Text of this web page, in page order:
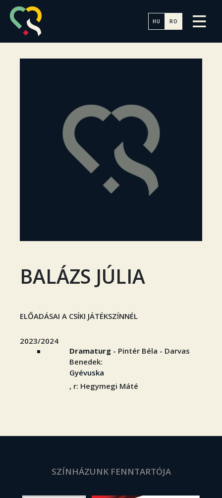
HU RO
BALÁZS JÚLIA
ELŐADÁSAI A CSÍKI JÁTÉKSZÍNNÉL
2023/2024
Dramaturg - Pintér Béla - Darvas
Benedek:
Gyévuska
, r: Hegymegi Máté
SZÍNHÁZUNK FENNTARTÓJA